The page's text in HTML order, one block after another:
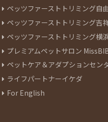
ペッツファーストトリミング自
ペッツファーストトリミング吉
ペッツファーストトリミング横
プレミアムペットサロン
ペットケア＆アダプションセン
ライフパートナーイケダ
For English